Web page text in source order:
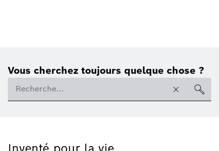
Vous cherchez toujours quelque chose ?